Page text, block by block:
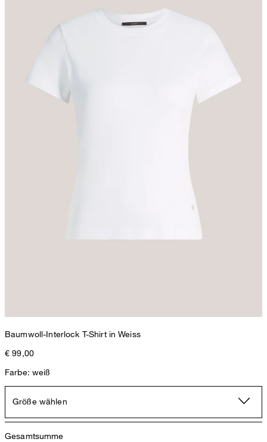
Baumwoll-Interlock T-Shirt in Weiss
€ 99,00
Farbe: weiß
Größe wählen
Gesamtsumme